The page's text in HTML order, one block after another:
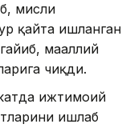
мисли
қайта ишланган
маҳаллий
чиқди.
ижтимоий
ишлаб